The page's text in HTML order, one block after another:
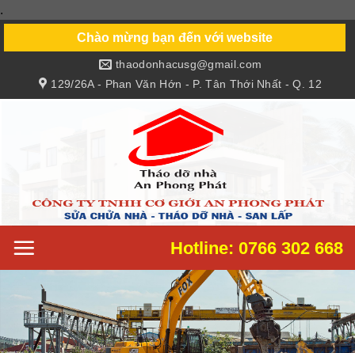
.
content
Chào mừng bạn đến với website
129/26A - Phan Văn Hớn - P. Tân Thới Nhất - Q. 12
thaodonhacusg@gmail.com
Hotline: 0766 302 668